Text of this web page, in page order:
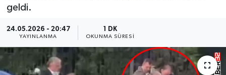
geldi.
24.05.2026 - 20:47
YAYINLANMA
1 DK
OKUNMA SÜRESI
HABERDE İNSAN